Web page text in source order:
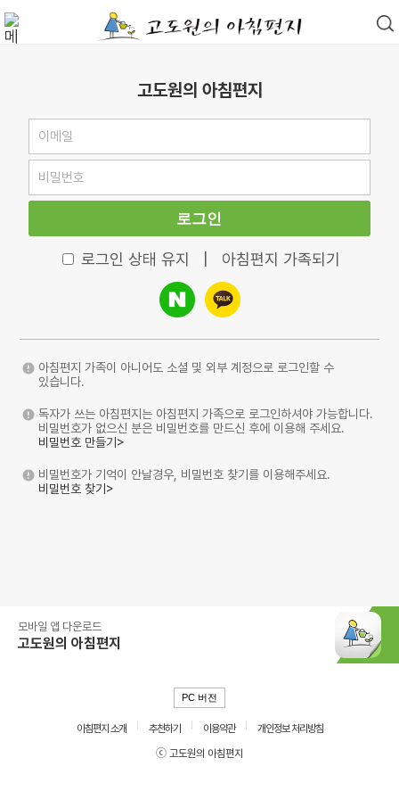
고도원의 아침편지
로그인
로그인 상태 유지 아침편지 가족되기
아침편지 가족이 아니어도 소셜 및 외부 계정으로 로그인할 수
있습니다.
독자가 쓰는 아침편지는 아침편지 가족으로 로그인하셔야 가능합니다.
비밀번호가 없으신 분은 비밀번호를 만드신 후에 이용해 주세요.
비밀번호 만들기>
비밀번호가 기억이 안날경우, 비밀번호 찾기를 이용해주세요.
비밀번호 찾기>
모바일 앱 다운로드
고도원의 아침편지
PC 버전
아침편지 소개 추천하기 이용약관
개인정보 처리방침
ⓒ 고도원의 아침편지